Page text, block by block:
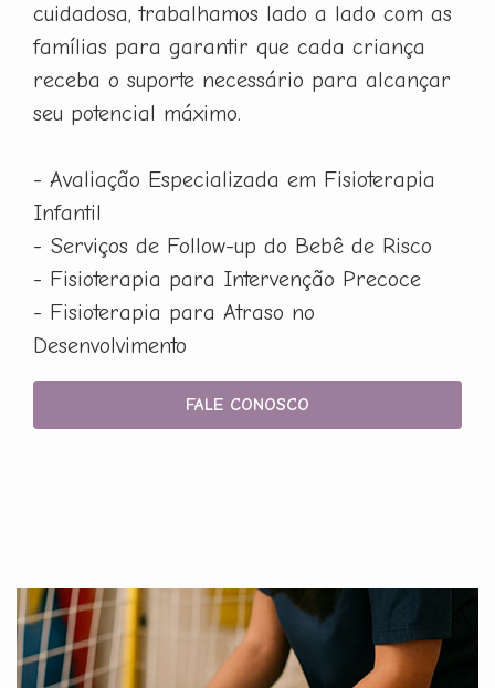
cuidadosa, trabalhamos lado a lado com as
famílias para garantir que cada criança
receba o suporte necessário para alcançar
seu potencial máximo.
- Avaliação Especializada em Fisioterapia
Infantil
- Serviços de Follow-up do Bebê de Risco
- Fisioterapia para Intervenção Precoce
- Fisioterapia para Atraso no
Desenvolvimento
FALE CONOSCO